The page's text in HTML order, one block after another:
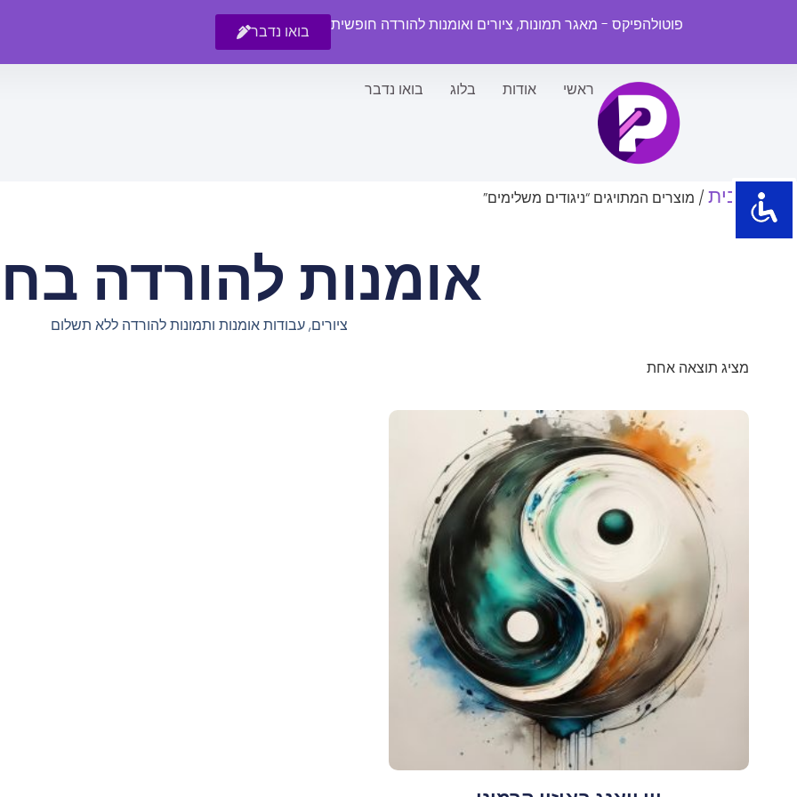
פוטולהפיקס - מאגר תמונות, ציורים ואומנות להורדה חופשית בואו נדבר
ראשי אודות בלוג בואו נדבר
עמוד הבית / מוצרים המתויגים “ניגודים משלימים”
אומנות להורדה
ציורים, עבודות אומנות ותמונות להורדה ללא תשלום
מציג תוצאה אחת